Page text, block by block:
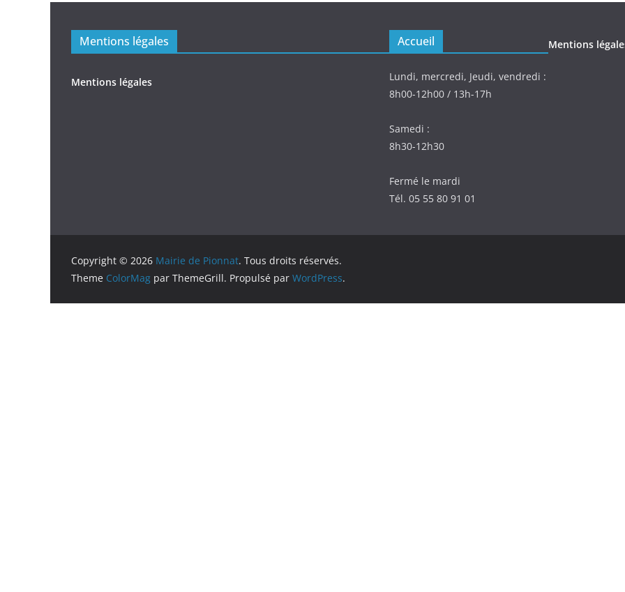
Mentions légales
Mentions légales
Accueil
Lundi, mercredi, Jeudi, vendredi :
8h00-12h00 / 13h-17h
Samedi :
8h30-12h30
Fermé le mardi
Tél. 05 55 80 91 01
Mentions
Copyright © 2026 Mairie de Pionnat. Tous droits réservés.
Theme ColorMag par ThemeGrill. Propulsé par WordPress.